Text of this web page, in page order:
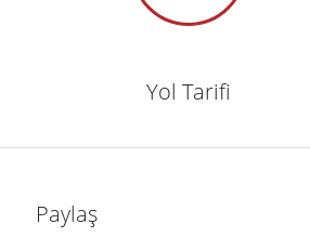
Yol Tarifi
Paylaş